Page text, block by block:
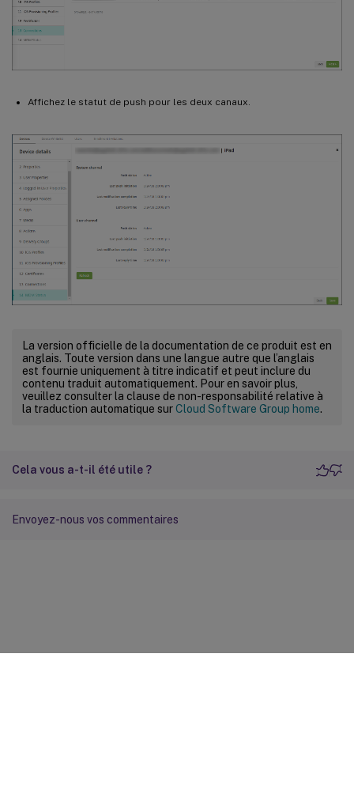
Affichez le statut de push pour les deux canaux.
La version officielle de la documentation de ce produit est en
anglais. Toute version dans une langue autre que l’anglais
est fournie uniquement à titre indicatif et peut inclure du
contenu traduit automatiquement. Pour en savoir plus,
veuillez consulter la clause de non-responsabilité relative à
la traduction automatique surCloud Software Group home.
Cela vous a-t-il été utile ?
Envoyez-nous vos commentaires